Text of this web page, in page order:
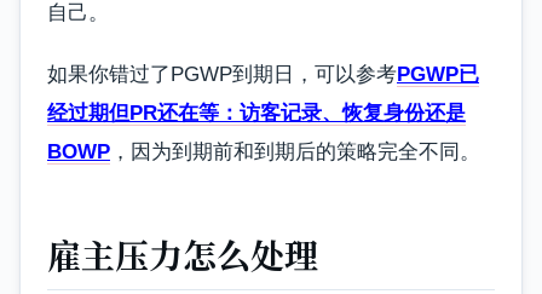
自己。
如果你错过了PGWP到期日，可以参考PGWP已
经过期但PR还在等：访客记录、恢复身份还是
BOWP ，因为到期前和到期后的策略完全不同。
雇主压力怎么处理